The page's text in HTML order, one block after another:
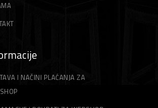
I NAČINI PLAĆANJA ZA